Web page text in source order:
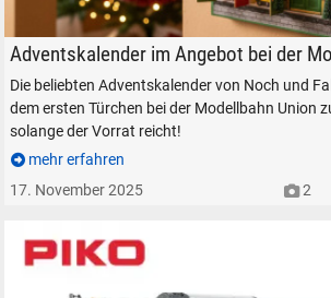
Modelleisenbahn Weihnachten
Adventskalender im Angebot bei der
Die beliebten Adventskalender von Noch und
dem ersten Türchen bei der Modellbahn Union
solange der Vorrat reicht!
mehr erfahren
17. November 2025
2
SUCHEN
Durchsuchen
alles
Suche ...